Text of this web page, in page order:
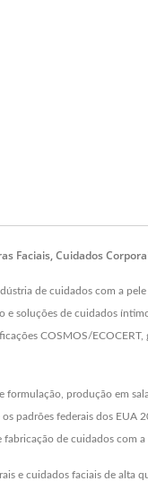
Faciais, Cuidados
de cuidados com a
soluções de cuidados
COSMOS/
produção em
padrões federais dos
de cuidados com a
e cuidados faciais de alta